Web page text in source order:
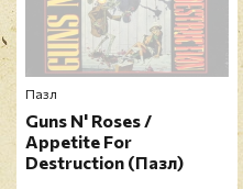
Пазл
Guns N' Roses /
Appetite For
Destruction (Пазл)